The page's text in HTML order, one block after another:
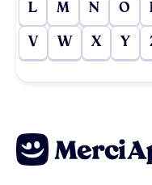
L M N O
V W X Y